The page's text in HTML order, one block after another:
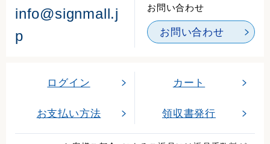
info@signmall.j
p
お問い合わせ
お問い合わせ
ログイン カート
お支払い方法 領収書発行